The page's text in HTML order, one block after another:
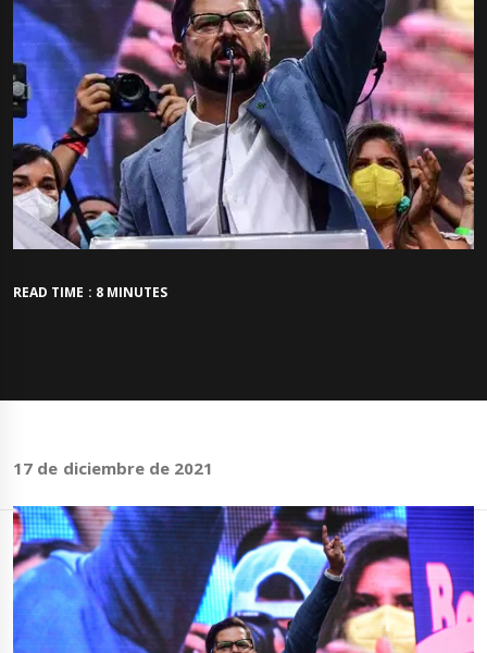
READ TIME : 8 MINUTES
17 de diciembre de 2021